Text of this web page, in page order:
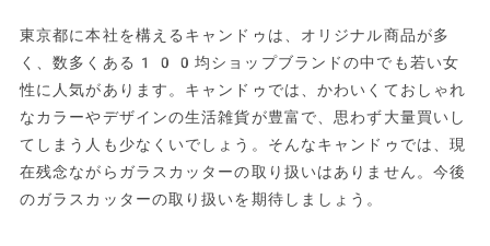
東京都に本社を構えるキャンドゥは、オリジナル商品が多
く、数多くある100均ショップブランドの中でも若い女
性に人気があります。キャンドゥでは、かわいくておしゃれ
なカラーやデザインの生活雑貨が豊富で、思わず大量買いし
てしまう人も少なくいでしょう。そんなキャンドゥでは、現
在残念ながらガラスカッターの取り扱いはありません。今後
のガラスカッターの取り扱いを期待しましょう。